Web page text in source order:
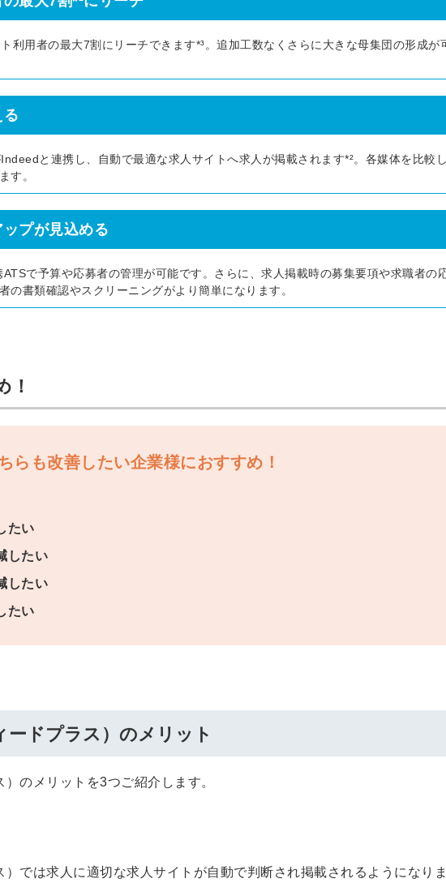
利用者の最大7割にリーチできます*³。追加工数なくさらに大きな母集団の形成が
る
と連携し、自動で最適な求人サイトへ求人が掲載されます*²。各媒体を比較
す。
プが見込める
で予算や応募者の管理が可能です。さらに、求人掲載時の募集要項や求職者の
の書類確認やスクリーニングがより簡単になります。
！
らも改善したい企業様におすすめ！
たい
したい
したい
たい
ドプラス）のメリット
のメリットを3つご紹介します。
）では求人に適切な求人サイトが自動で判断され掲載されるようになり
することはありませ
り良くしたい！」
信してまいりま